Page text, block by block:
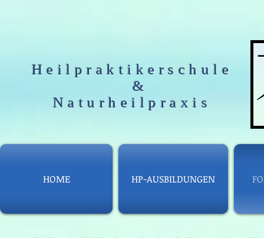
Heilpraktikerschule
&
Naturheilpraxis
HOME HP-AUSBILDUNGEN